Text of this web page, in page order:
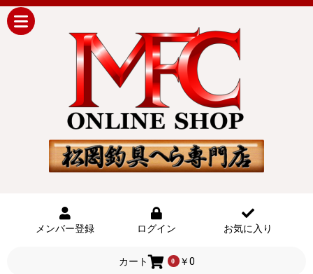
メンバー登録 ログイン お気に入り
カート 0 ￥0